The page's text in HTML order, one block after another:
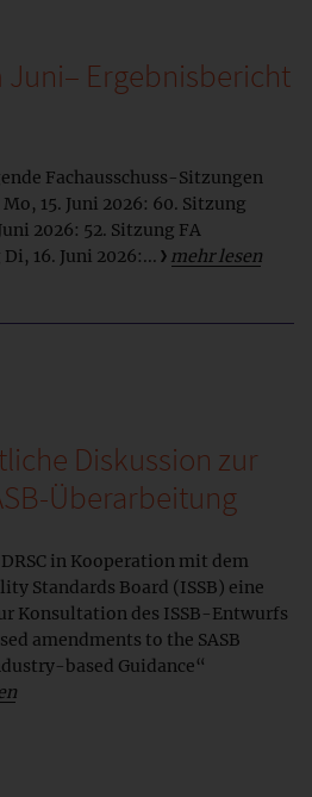
Juni– Ergebnisbericht
Fachausschuss-Sitzungen
15. Juni 2026: 60. Sitzung
2026: 52. Sitzung FA
16. Juni 2026:...
mehr lesen
Diskussion zur
Überarbeitung
in Kooperation mit dem
Standards Board (ISSB) eine
Konsultation des ISSB-Entwurfs
amendments to the SASB
based Guidance“